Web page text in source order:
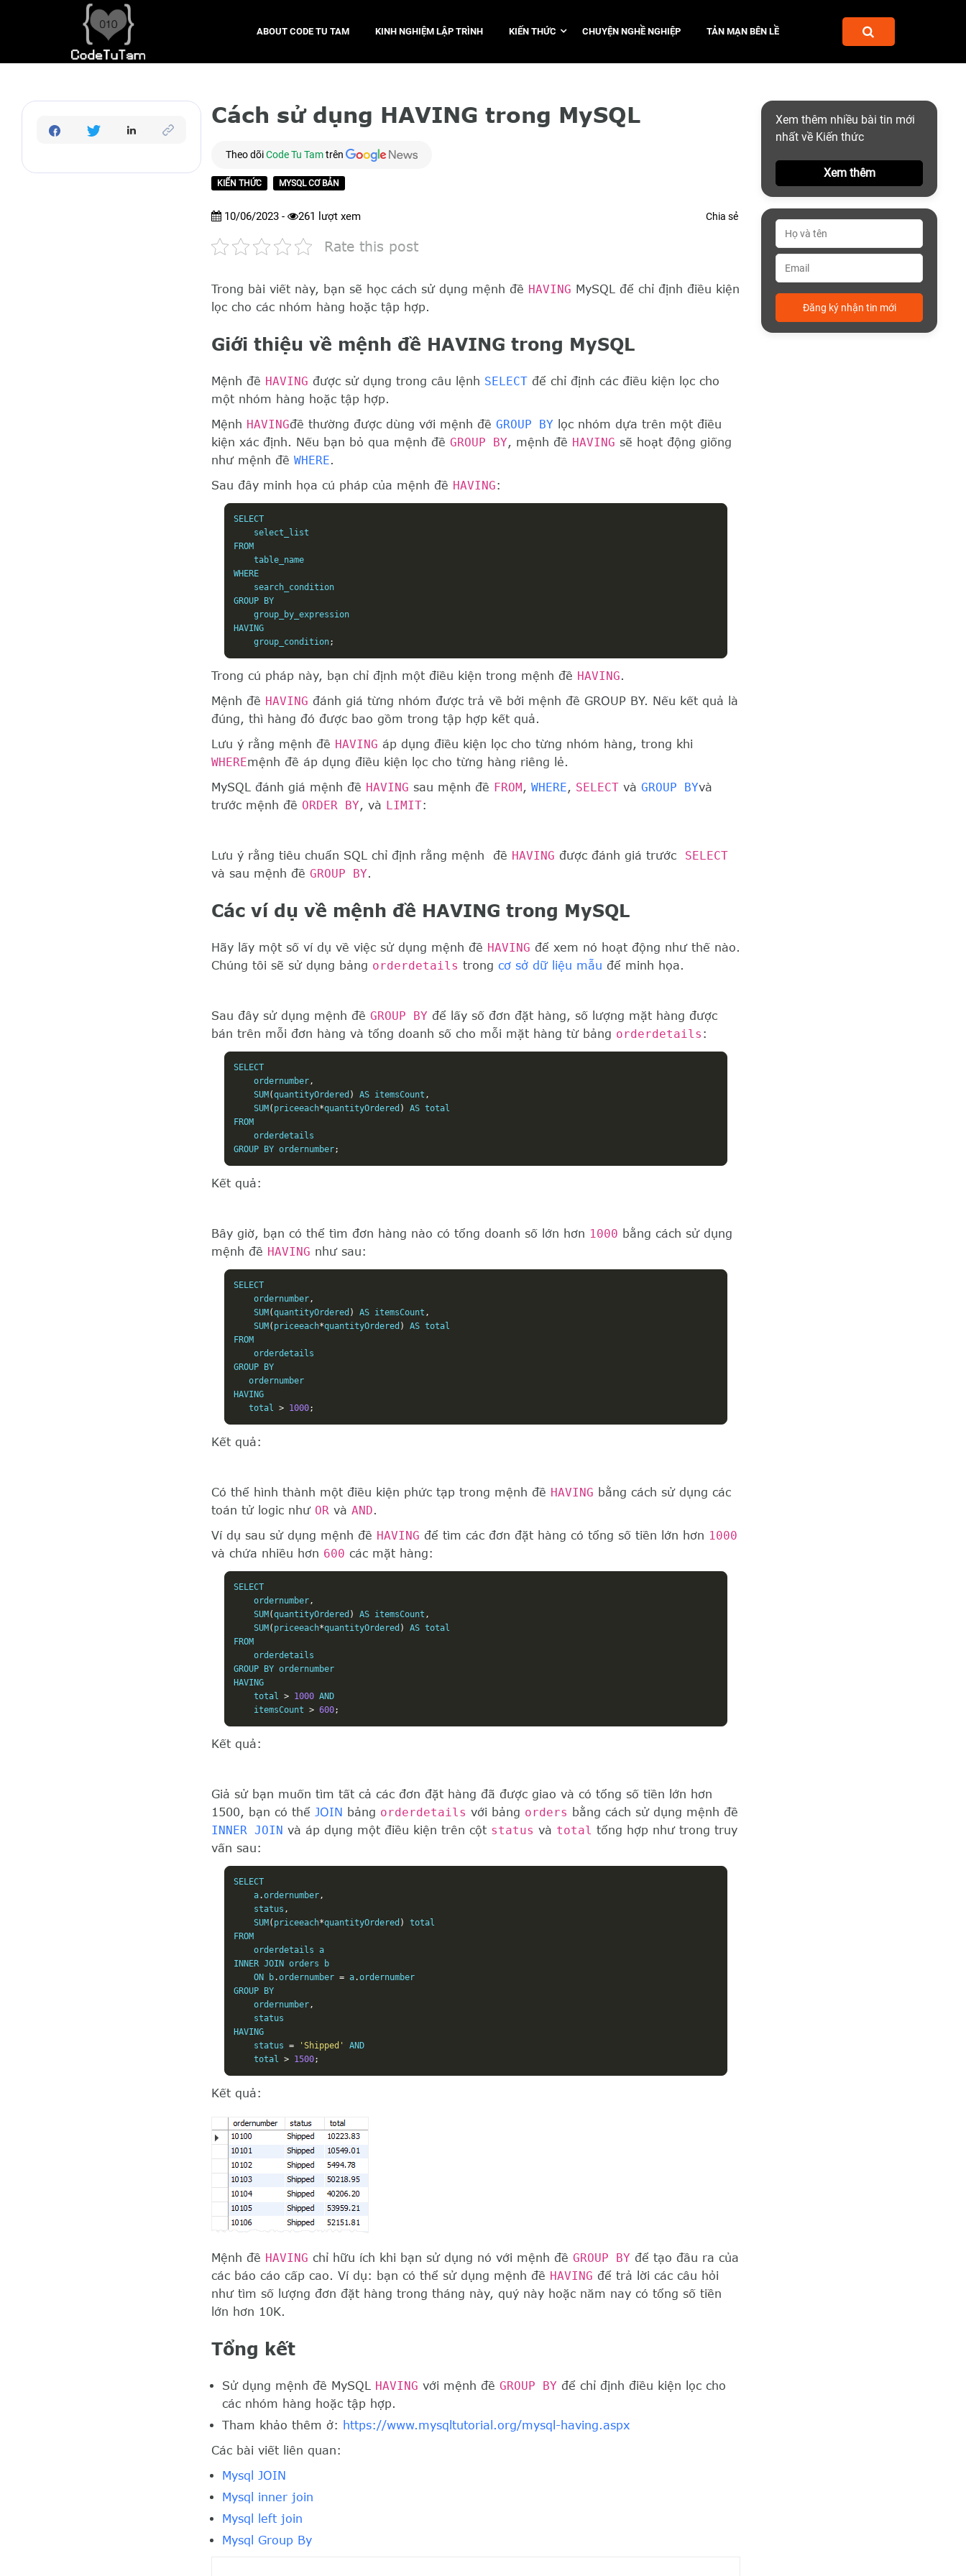
ABOUT CODE TU TAM KINH NGHIỆM LẬP TRÌNH KIẾN THỨC CHUYỆN NGHỀ NGHIỆP TẢN MẠN BÊN LỀ
Cách sử dụng HAVING trong MySQL
Theo dõiCode Tu Tamtrên
KIẾN THỨC MYSQL CƠ BẢN
10/06/2023 - 261 lượt xem Chia sẻ
Rate this post
Trong bài viết này, bạn sẽ học cách sử dụng mệnh đề HAVING MySQL để chỉ định điều kiện
lọc cho các nhóm hàng hoặc tập hợp.
Giới thiệu về mệnh đề HAVING trong MySQL
Mệnh đề HAVING được sử dụng trong câu lệnh SELECT để chỉ định các điều kiện lọc cho
một nhóm hàng hoặc tập hợp.
Mệnh HAVINGđề thường được dùng với mệnh đề GROUP BY lọc nhóm dựa trên một điều
kiện xác định. Nếu bạn bỏ qua mệnh đề GROUP BY, mệnh đề HAVING sẽ hoạt động giống
như mệnh đề WHERE.
Sau đây minh họa cú pháp của mệnh đề HAVING:
SELECT
    select_list
FROM
    table_name
WHERE
    search_condition
GROUP BY
    group_by_expression
HAVING
    group_condition
;
Trong cú pháp này, bạn chỉ định một điều kiện trong mệnh đề HAVING.
Mệnh đề HAVING đánh giá từng nhóm được trả về bởi mệnh đề GROUP BY. Nếu kết quả là
đúng, thì hàng đó được bao gồm trong tập hợp kết quả.
Lưu ý rằng mệnh đề HAVING áp dụng điều kiện lọc cho từng nhóm hàng, trong khi
WHEREmệnh đề áp dụng điều kiện lọc cho từng hàng riêng lẻ.
MySQL đánh giá mệnh đề HAVING sau mệnh đề FROM , WHERE, SELECT và GROUP BYvà
trước mệnh đề ORDER BY, và LIMIT:
Lưu ý rằng tiêu chuẩn SQL chỉ định rằng mệnh đề HAVING được đánh giá trước SELECT
và sau mệnh đề GROUP BY.
Các ví dụ về mệnh đề HAVING trong MySQL
Hãy lấy một số ví dụ về việc sử dụng mệnh đề HAVING để xem nó hoạt động như thế nào.
Chúng tôi sẽ sử dụng bảng orderdetails trong cơ sở dữ liệu mẫu để minh họa.
Sau đây sử dụng mệnh đề GROUP BY để lấy số đơn đặt hàng, số lượng mặt hàng được
bán trên mỗi đơn hàng và tổng doanh số cho mỗi mặt hàng từ bảng orderdetails :
SELECT
    ordernumber
,
    SUM
(quantityOrdered ) AS itemsCount ,
    SUM
( priceeach*quantityOrdered )
AS total
FROM
    orderdetails
GROUP BY ordernumber;
Kết quả:
Bây giờ, bạn có thể tìm đơn hàng nào có tổng doanh số lớn hơn 1000 bằng cách sử dụng
mệnh đề HAVING như sau:
SELECT
    ordernumber
,
    SUM
(quantityOrdered ) AS itemsCount ,
    SUM
( priceeach*quantityOrdered )
AS total
FROM
    orderdetails
GROUP BY
   ordernumber
HAVING
   total
> 1000;
Kết quả:
Có thể hình thành một điều kiện phức tạp trong mệnh đề HAVING bằng cách sử dụng các
toán tử logic như OR và AND.
Ví dụ sau sử dụng mệnh đề HAVING để tìm các đơn đặt hàng có tổng số tiền lớn hơn 1000
và chứa nhiều hơn 600 các mặt hàng:
SELECT
    ordernumber
,
    SUM
(quantityOrdered ) AS itemsCount ,
    SUM
( priceeach*quantityOrdered )
AS total
FROM
    orderdetails
GROUP BY ordernumber
HAVING
    total
> 1000 AND
    itemsCount
> 600;
Kết quả:
Giả sử bạn muốn tìm tất cả các đơn đặt hàng đã được giao và có tổng số tiền lớn hơn
1500, bạn có thể JOIN bảng orderdetails với bảng orders bằng cách sử dụng mệnh đề
INNER JOIN và áp dụng một điều kiện trên cột status và total tổng hợp như trong truy
vấn sau:
SELECT
    a
.ordernumber,
    status
,
    SUM
( priceeach*quantityOrdered )
total
FROM
    orderdetails a
INNER JOIN orders b
    ON b
.ordernumber = a.ordernumber
GROUP BY
    ordernumber
,
    status
HAVING
    status
= 'Shipped'
AND
    total
> 1500;
Kết quả:
Mệnh đề HAVING chỉ hữu ích khi bạn sử dụng nó với mệnh đề GROUP BY để tạo đầu ra của
các báo cáo cấp cao. Ví dụ: bạn có thể sử dụng mệnh đề HAVING để trả lời các câu hỏi
như tìm số lượng đơn đặt hàng trong tháng này, quý này hoặc năm nay có tổng số tiền
lớn hơn 10K.
Tổng kết
Sử dụng mệnh đề MySQL HAVING với mệnh đề GROUP BY để chỉ định điều kiện lọc cho
các nhóm hàng hoặc tập hợp.
Tham khảo thêm ở:
https://www.mysqltutorial.org/mysql-having.aspx
Các bài viết liên quan:
Mysql JOIN
Mysql inner join
Mysql left join
Mysql Group By
Xem thêm nhiều bài tin mới
nhất về Kiến thức
Xem thêm